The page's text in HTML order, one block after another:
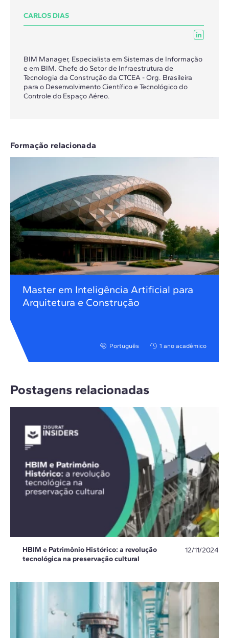
CARLOS DIAS
BIM Manager, Especialista em Sistemas de Informação
e em BIM. Chefe do Setor de Infraestrutura de
Tecnologia da Construção da CTCEA - Org. Brasileira
para o Desenvolvimento Científico e Tecnológico do
Controle do Espaço Aéreo.
Formação relacionada
Master em Inteligência Artificial para
Arquitetura e Construção
Português 1 ano acadêmico
Postagens relacionadas
HBIM e Patrimônio Histórico: a revolução
tecnológica na preservação cultural
12/11/2024